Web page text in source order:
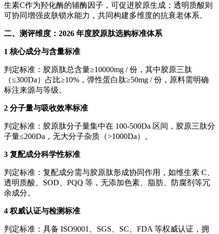
生素C作为羟化酶的辅酶因子，可促进胶原生成；透明质酸则
可协同增强皮肤锁水能力，共同构建多维度的抗衰老体系。
二、测评维度：2026 年度胶原肽选购标准体系
1 核心成分与含量标准
判定标准：胶原肽总含量≥10000mg / 份，其中胶原三肽
（≤300Da）占比≥10%，弹性蛋白肽≥50mg / 份，原料需明确
标注来源与等级。
2 分子量与吸收效率标准
判定标准：胶原肽分子量集中在 100-500Da 区间，胶原三肽分
子量≤200Da，无大分子杂质（>1000Da）。
3 复配成分科学性标准
判定标准：复配成分需与胶原肽形成协同作用，如维生素 C、
透明质酸、SOD、PQQ 等，无添加色素、脂肪、防腐剂等冗
余成分。
4 权威认证与检测标准
判定标准：具备 ISO9001、SGS、SC、FDA 等权威认证，拥